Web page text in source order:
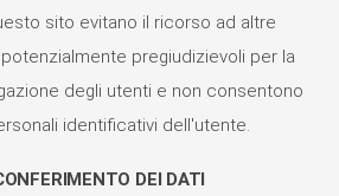
sito evitano il ricorso ad altre
pregiudizievoli per la
degli utenti e non consentono
identificativi dell'utente.
DEI DATI